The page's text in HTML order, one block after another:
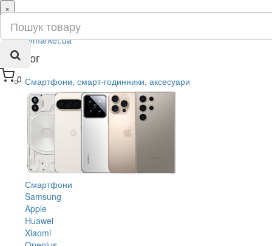
0
×
ru
ua
Каталог
Смартфони, смарт-годинники, аксесуари
Смартфони
Samsung
Apple
Huawei
Xiaomi